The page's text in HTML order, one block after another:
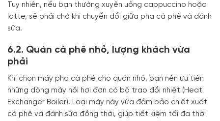
Tuy nhiên, nếu bạn thường xuyên uống cappuccino hoặc
latte, sẽ phải chờ khi chuyển đổi giữa pha cà phê và đánh
sữa.
6.2. Quán cà phê nhỏ, lượng khách vừa
phải
Khi chọn máy pha cà phê cho quán nhỏ, bạn nên ưu tiên
những dòng máy nồi hơi đơn có bộ trao đổi nhiệt (Heat
Exchanger Boiler). Loại máy này vừa đảm bảo chiết xuất
cà phê và đánh sữa đồng thời, giúp tiết kiệm tối đa thời